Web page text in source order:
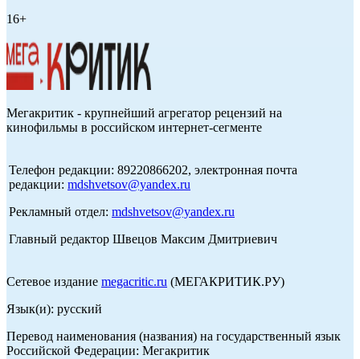
16+
Мегакритик - крупнейший агрегатор рецензий на
кинофильмы в российском интернет-сегменте
Телефон редакции: 89220866202, электронная почта
редакции: mdshvetsov@yandex.ru
Рекламный отдел: mdshvetsov@yandex.ru
Главный редактор Швецов Максим Дмитриевич
Сетевое издание megacritic.ru (МЕГАКРИТИК.РУ)
Язык(и): русский
Перевод наименования (названия) на государственный язык
Российской Федерации: Мегакритик